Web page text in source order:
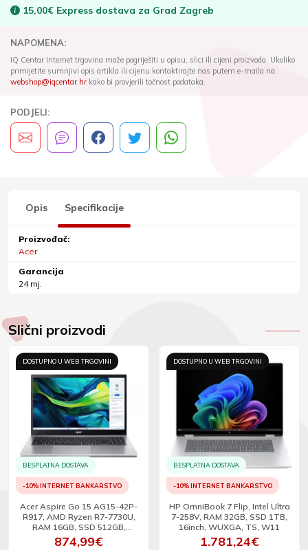
15,00€ Express dostava za Grad Zagreb
NAPOMENA:
IQ Centar Internet trgovina može pogriješiti u opisu, slici ili cijeni proizvoda. Ukoliko
primijetite sumnjivi opis artikla ili cijenu kontaktirajte nas putem e-maila na
webshop@iqcentar.hrkako bi provjerili točnost podataka.
PODJELI:
Opis Specifikacije
Proizvođač:
Acer
Garancija
24 mj.
Slični proizvodi
DOSTUPNO U WEB TRGOVINI
BESPLATNA DOSTAVA
-10% INTERNET BANKARSTVO
Acer Aspire Go 15 AG15-42P-
R917, AMD Ryzen R7-7730U,
RAM 16GB, SSD 512GB,
15.6inch, FHD, W11
874,99€
DOSTUPNO U WEB TRGOVINI
BESPLATNA DOSTAVA
-10% INTERNET BANKARSTVO
HP OmniBook 7 Flip, Intel Ultra
7-258V, RAM 32GB, SSD 1TB,
16inch, WUXGA, TS, W11
1.781,24€